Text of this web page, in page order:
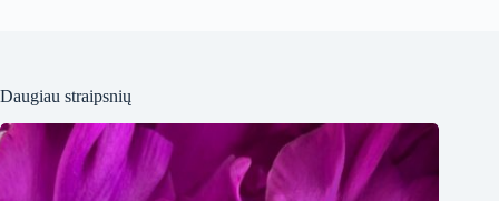
Daugiau straipsnių